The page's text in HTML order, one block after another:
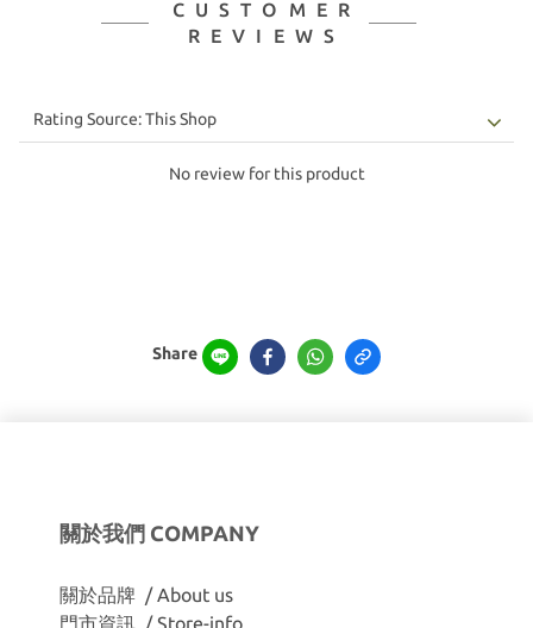
CUSTOMER
REVIEWS
No review for this product
Share
關於我們 COMPANY
關於品牌 / About us
門市資訊 / Store-info